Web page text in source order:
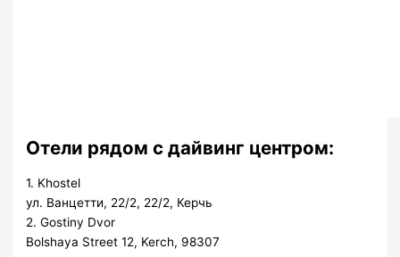
Отели рядом с дайвинг центром:
1. Khostel
ул. Ванцетти, 22/2, 22/2, Керчь
2. Gostiny Dvor
Bolshaya Street 12, Kerch, 98307